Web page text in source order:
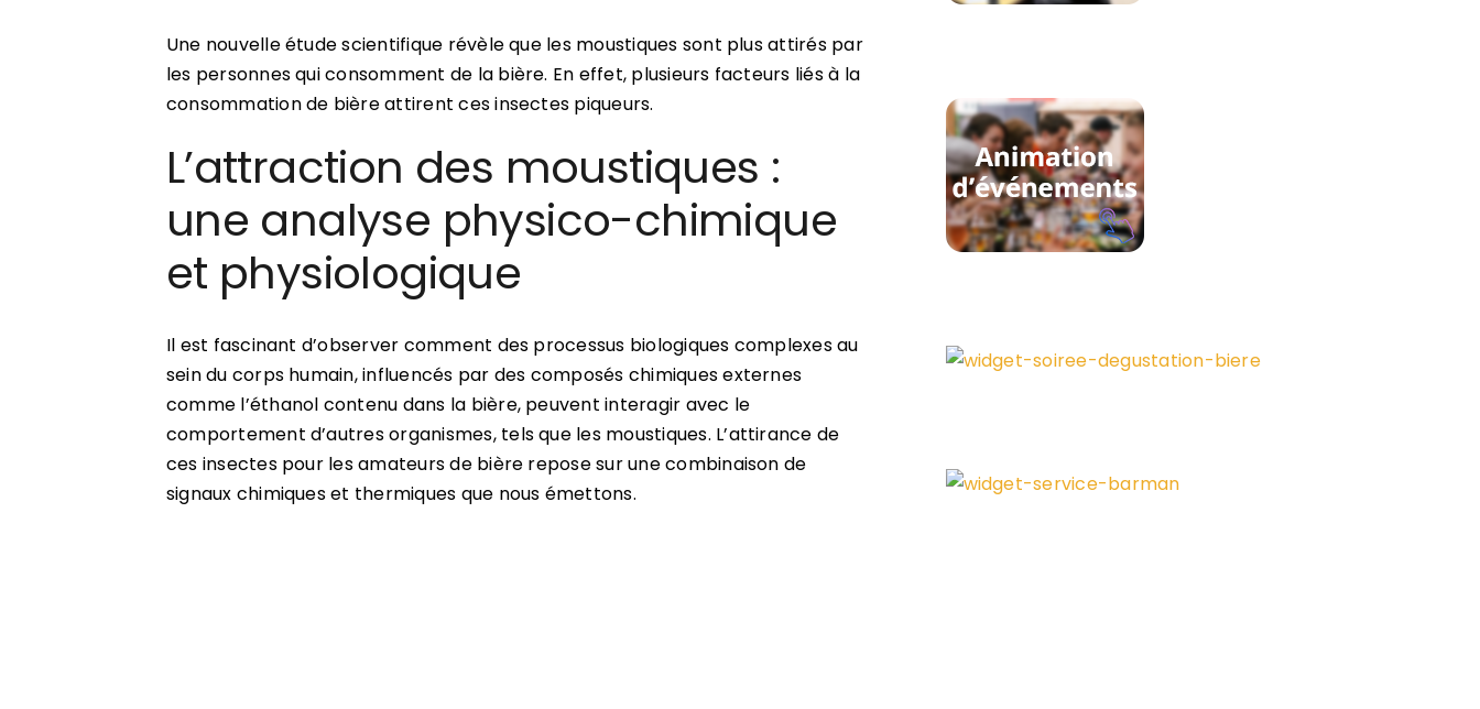
Une nouvelle étude scientifique révèle que les moustiques sont plus attirés par
les personnes qui consomment de la bière. En effet, plusieurs facteurs liés à la
consommation de bière attirent ces insectes piqueurs.
L’attraction des moustiques :
une analyse physico-chimique
et physiologique
Il est fascinant d’observer comment des processus biologiques complexes au
sein du corps humain, influencés par des composés chimiques externes
comme l’éthanol contenu dans la bière, peuvent interagir avec le
comportement d’autres organismes, tels que les moustiques. L’attirance de
ces insectes pour les amateurs de bière repose sur une combinaison de
signaux chimiques et thermiques que nous émettons.